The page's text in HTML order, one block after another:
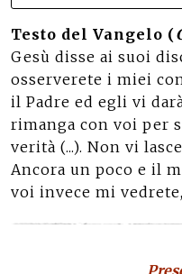
Testo del Vangelo (
Gesù disse ai suoi
osserverete i miei
il Padre ed egli vi
rimanga con voi per
verità (...). Non vi
Ancora un poco e il
voi invece mi